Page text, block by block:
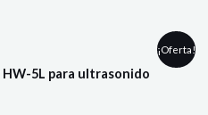
¡Oferta!
5L para ultrasonido